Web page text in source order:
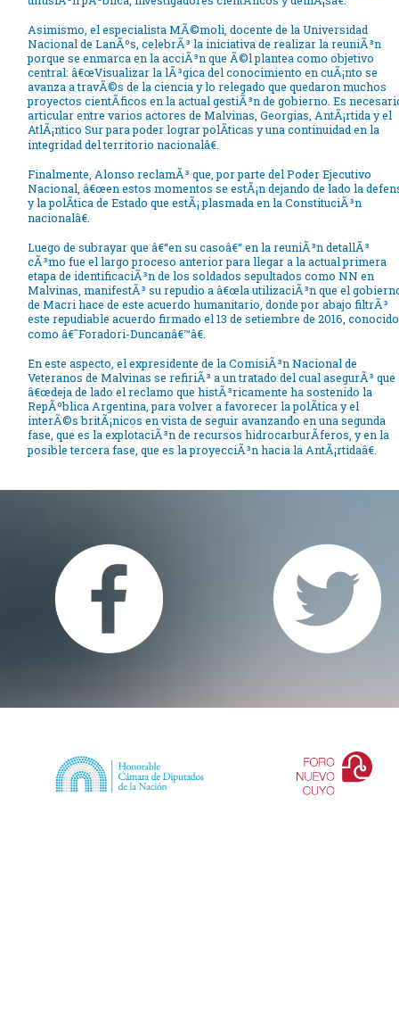
Asimismo, el especialista MÃ©moli, docente de la Universidad
Nacional de LanÃºs, celebrÃ³ la iniciativa de realizar la reuniÃ³n
porque se enmarca en la acciÃ³n que Ã©l plantea como objetivo
central: â€œVisualizar la lÃ³gica del conocimiento en cuÃ¡nto se
avanza a travÃ©s de la ciencia y lo relegado que quedaron muchos
proyectos cientÃ­ficos en la actual gestiÃ³n de gobierno. Es
articular entre varios actores de Malvinas, Georgias, AntÃ¡rtida y el
AtlÃ¡ntico Sur para poder lograr polÃ­ticas y una continuidad en la
integridad del territorio nacionalâ€.
Finalmente, Alonso reclamÃ³ que, por parte del Poder Ejecutivo
Nacional, â€œen estos momentos se estÃ¡n dejando de lado la
y la polÃ­tica de Estado que estÃ¡ plasmada en la ConstituciÃ³n
nacionalâ€.
Luego de subrayar que â€“en su casoâ€“ en la reuniÃ³n detallÃ³
cÃ³mo fue el largo proceso anterior para llegar a la actual primera
etapa de identificaciÃ³n de los soldados sepultados como NN en
Malvinas, manifestÃ³ su repudio a â€œla utilizaciÃ³n que el
de Macri hace de este acuerdo humanitario, donde por abajo filtrÃ³
este repudiable acuerdo firmado el 13 de setiembre de 2016, conocido
como â€˜Foradori-Duncanâ€™â€.
En este aspecto, el expresidente de la ComisiÃ³n Nacional de
Veteranos de Malvinas se refiriÃ³ a un tratado del cual asegurÃ³ que
â€œdeja de lado el reclamo que histÃ³ricamente ha sostenido la
RepÃºblica Argentina, para volver a favorecer la polÃ­tica y el
interÃ©s britÃ¡nicos en vista de seguir avanzando en una segunda
fase, que es la explotaciÃ³n de recursos hidrocarburÃ­feros, y en la
posible tercera fase, que es la proyecciÃ³n hacia la AntÃ¡rtidaâ€.